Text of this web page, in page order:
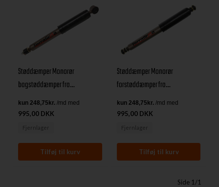
Støddæmper Monorør
bagstøddæmper fra
TerraFirma4x4 til Land Rover 90,
110, 130, D1 & RRC
995,00 DKK
Fjernlager
Støddæmper Monorør
forstøddæmper fra
TerraFirma4x4 til Land Rover 90,
110, 130, D1 & RRC
995,00 DKK
Fjernlager
Side 1/1